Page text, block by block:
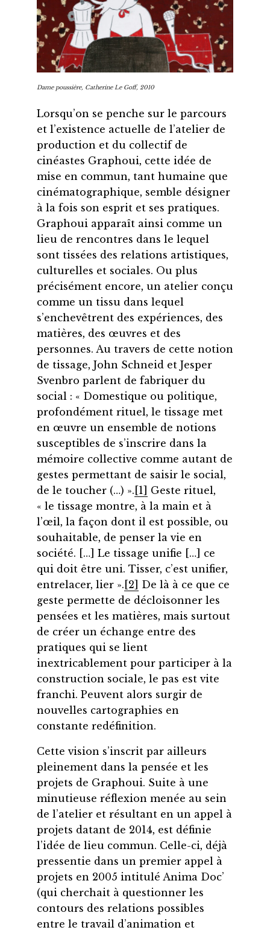
Dame poussière, Catherine Le Goff, 2010
Lorsqu’on se penche sur le parcours
et l’existence actuelle de l’atelier de
production et du collectif de
cinéastes Graphoui, cette idée de
mise en commun, tant humaine que
cinématographique, semble désigner
à la fois son esprit et ses pratiques.
Graphoui apparaît ainsi comme un
lieu de rencontres dans le lequel
sont tissées des relations artistiques,
culturelles et sociales. Ou plus
précisément encore, un atelier conçu
comme un tissu dans lequel
s’enchevêtrent des expériences, des
matières, des œuvres et des
personnes. Au travers de cette notion
de tissage, John Schneid et Jesper
Svenbro parlent de fabriquer du
social : « Domestique ou politique,
profondément rituel, le tissage met
en œuvre un ensemble de notions
susceptibles de s’inscrire dans la
mémoire collective comme autant de
gestes permettant de saisir le social,
de le toucher (…) ». [1]
Geste rituel,
« le tissage montre, à la main et à
l’œil, la façon dont il est possible, ou
souhaitable, de penser la vie en
société. […] Le tissage unifie […] ce
qui doit être uni. Tisser, c’est unifier,
entrelacer, lier ». [2]
De là à ce que ce
geste permette de décloisonner les
pensées et les matières, mais surtout
de créer un échange entre des
pratiques qui se lient
inextricablement pour participer à la
construction sociale, le pas est vite
franchi. Peuvent alors surgir de
nouvelles cartographies en
constante redéfinition.
Cette vision s’inscrit par ailleurs
pleinement dans la pensée et les
projets de Graphoui. Suite à une
minutieuse réflexion menée au sein
de l’atelier et résultant en un appel à
projets datant de 2014, est définie
l’idée de lieu commun. Celle-ci, déjà
pressentie dans un premier appel à
projets en 2005 intitulé Anima Doc’
(qui cherchait à questionner les
contours des relations possibles
entre le travail d’animation et